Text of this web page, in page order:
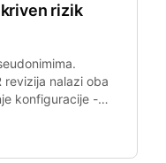
rizik
revizija nalazi oba
konfiguracije -